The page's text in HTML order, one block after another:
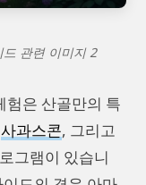
관련 이미지 2
험은 산골만의 특
사과스콘, 그리고
그램이 있습니